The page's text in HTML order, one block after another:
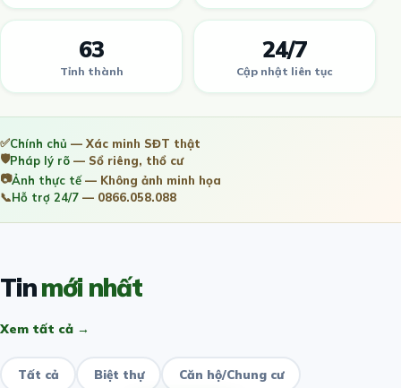
63
Tỉnh thành
24/7
Cập nhật liên tục
✅Chính chủ — Xác minh SĐT thật
🛡️Pháp lý rõ — Sổ riêng, thổ cư
📷Ảnh thực tế— Không ảnh minh họa
📞Hỗ trợ 24/7 — 0866.058.088
Tinmới nhất
Xem tất cả →
Tất cả Biệt thự Căn hộ/Chung cư